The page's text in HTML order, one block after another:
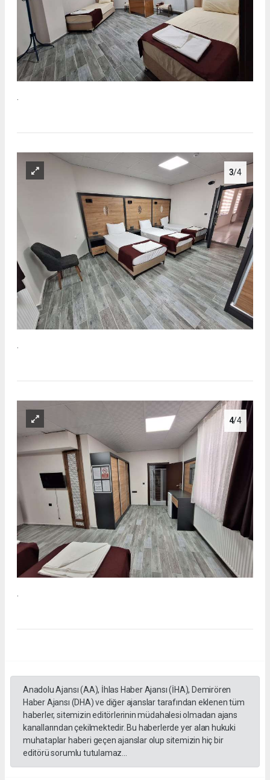
.
3/4
.
4/4
.
Anadolu Ajansı (AA), İhlas Haber Ajansı (İHA), Demirören
Haber Ajansı (DHA) ve diğer ajanslar tarafından eklenen tüm
haberler, sitemizin editörlerinin müdahalesi olmadan ajans
kanallarından çekilmektedir. Bu haberlerde yer alan hukuki
muhataplar haberi geçen ajanslar olup sitemizin hiç bir
editörü sorumlu tutulamaz...